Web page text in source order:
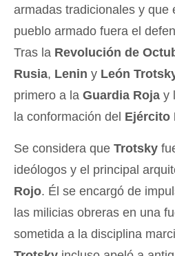
armadas tradicionales y que
pueblo armado fuera el
Tras la Revolución de
Rusia, Lenin y León
primero a la Guardia Roja y
la conformación del Ejército
Se considera que Trotsky
ideólogos y el principal
Rojo. Él se encargó de
las milicias obreras en una
sometida a la disciplina